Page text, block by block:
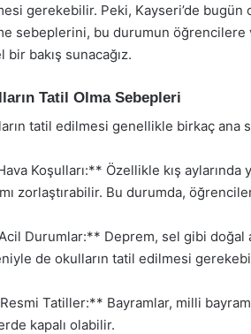
gerekebilir. Peki, Kayseri’de bugün
sebeplerini, bu durumun
bir bakış sunacağız.
Tatil Olma Sebepleri
tatil edilmesi genellikle birkaç ana
Koşulları:** Özellikle kış aylarında
zorlaştırabilir. Bu durumda,
Durumlar:** Deprem, sel gibi doğal
de okulların tatil edilmesi
Tatiller:** Bayramlar, milli
kapalı olabilir.